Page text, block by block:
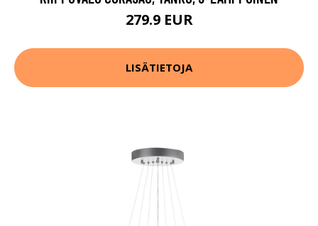
279.9 EUR
LISÄTIETOJA